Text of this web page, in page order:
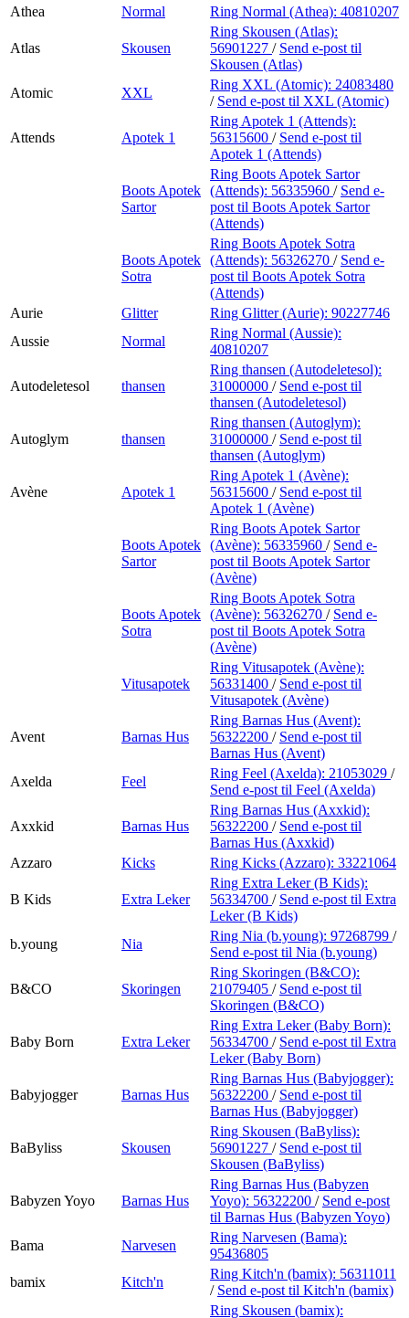
Athea
Normal Ring Normal (Athea): 40810207
Atlas Skousen
Ring Skousen (Atlas):
56901227 / Send e-post til
Skousen (Atlas)
Atomic
XXL
Ring XXL (Atomic): 24083480
/ Send e-post til XXL (Atomic)
Attends Apotek 1
Ring Apotek 1 (Attends):
56315600 / Send e-post til
Apotek 1 (Attends)
Boots Apotek
Sartor
Ring Boots Apotek Sartor
(Attends): 56335960 / Send e-
post til Boots Apotek Sartor
(Attends)
Boots Apotek
Sotra
Ring Boots Apotek Sotra
(Attends): 56326270 / Send e-
post til Boots Apotek Sotra
(Attends)
Aurie
Glitter Ring Glitter (Aurie): 90227746
Aussie
Normal
Ring Normal (Aussie):
40810207
Autodeletesol thansen
Ring thansen (Autodeletesol):
31000000 / Send e-post til
thansen (Autodeletesol)
Autoglym thansen
Ring thansen (Autoglym):
31000000 / Send e-post til
thansen (Autoglym)
Avène Apotek 1
Ring Apotek 1 (Avène):
56315600 / Send e-post til
Apotek 1 (Avène)
Boots Apotek
Sartor
Ring Boots Apotek Sartor
(Avène): 56335960 / Send e-
post til Boots Apotek Sartor
(Avène)
Boots Apotek
Sotra
Ring Boots Apotek Sotra
(Avène): 56326270 / Send e-
post til Boots Apotek Sotra
(Avène)
Vitusapotek
Ring Vitusapotek (Avène):
56331400 / Send e-post til
Vitusapotek (Avène)
Avent Barnas Hus
Ring Barnas Hus (Avent):
56322200 / Send e-post til
Barnas Hus (Avent)
Axelda
Feel
Ring Feel (Axelda): 21053029 /
Send e-post til Feel (Axelda)
Axxkid Barnas Hus
Ring Barnas Hus (Axxkid):
56322200 / Send e-post til
Barnas Hus (Axxkid)
Azzaro
Kicks Ring Kicks (Azzaro): 33221064
B Kids Extra Leker
Ring Extra Leker (B Kids):
56334700 / Send e-post til Extra
Leker (B Kids)
b.young
Nia
Ring Nia (b.young): 97268799 /
Send e-post til Nia (b.young)
B&CO Skoringen
Ring Skoringen (B&CO):
21079405 / Send e-post til
Skoringen (B&CO)
Baby Born Extra Leker
Ring Extra Leker (Baby Born):
56334700 / Send e-post til Extra
Leker (Baby Born)
Babyjogger Barnas Hus
Ring Barnas Hus (Babyjogger):
56322200 / Send e-post til
Barnas Hus (Babyjogger)
BaByliss Skousen
Ring Skousen (BaByliss):
56901227 / Send e-post til
Skousen (BaByliss)
Babyzen Yoyo Barnas Hus
Ring Barnas Hus (Babyzen
Yoyo): 56322200 / Send e-post
til Barnas Hus (Babyzen Yoyo)
Bama
Narvesen
Ring Narvesen (Bama):
95436805
bamix
Kitch'n
Ring Kitch'n (bamix): 56311011
/ Send e-post til Kitch'n (bamix)
Ring Skousen (bamix):